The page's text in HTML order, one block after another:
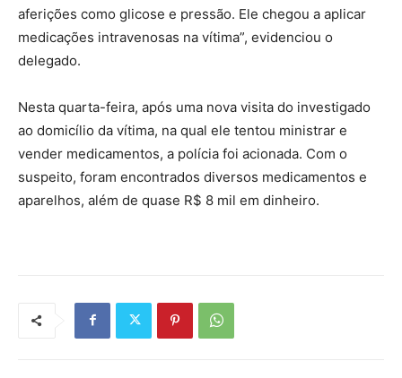
aferições como glicose e pressão. Ele chegou a aplicar
medicações intravenosas na vítima”, evidenciou o
delegado.
Nesta quarta-feira, após uma nova visita do investigado
ao domicílio da vítima, na qual ele tentou ministrar e
vender medicamentos, a polícia foi acionada. Com o
suspeito, foram encontrados diversos medicamentos e
aparelhos, além de quase R$ 8 mil em dinheiro.